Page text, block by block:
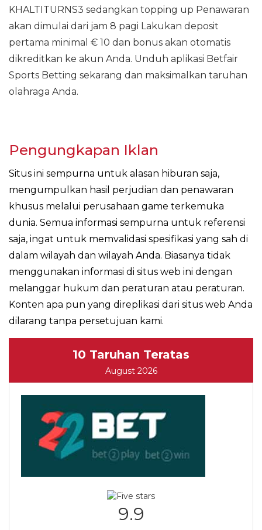
KHALTITURNS3 sedangkan topping up Penawaran
akan dimulai dari jam 8 pagi Lakukan deposit
pertama minimal € 10 dan bonus akan otomatis
dikreditkan ke akun Anda. Unduh aplikasi Betfair
Sports Betting sekarang dan maksimalkan taruhan
olahraga Anda.
Pengungkapan Iklan
Situs ini sempurna untuk alasan hiburan saja,
mengumpulkan hasil perjudian dan penawaran
khusus melalui perusahaan game terkemuka
dunia. Semua informasi sempurna untuk referensi
saja, ingat untuk memvalidasi spesifikasi yang sah di
dalam wilayah dan wilayah Anda. Biasanya tidak
menggunakan informasi di situs web ini dengan
melanggar hukum dan peraturan atau peraturan.
Konten apa pun yang direplikasi dari situs web Anda
dilarang tanpa persetujuan kami.
10 Taruhan Teratas
August 2026
9.9